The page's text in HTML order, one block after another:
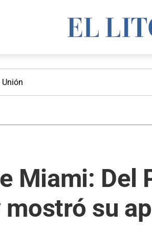
Unión
Miami: Del
su